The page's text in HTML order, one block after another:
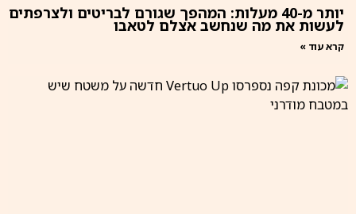
יותר מ-40 מעלות: המהפך שגורם לבריטים ולצרפתים
לעשות את מה שנחשב אצלם לטאבו
קרא עוד »